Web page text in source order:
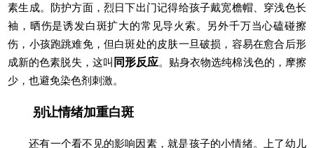
素生成。防护方面，烈日下出门记得给孩子戴宽檐帽、穿浅色长
袖，晒伤是诱发白斑扩大的常见导火索。另外千万当心磕碰擦
伤，小孩跑跳难免，但白斑处的皮肤一旦破损，容易在愈合后形
成新的色素脱失，这叫 同形反应。贴身衣物选纯棉浅色的，摩擦
少，也避免染色剂刺激。
别让情绪加重白斑
还有一个看不见的影响因素，就是孩子的小情绪。上了幼儿